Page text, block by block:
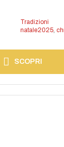
Tradizioni
natale2025,
SCOPRI